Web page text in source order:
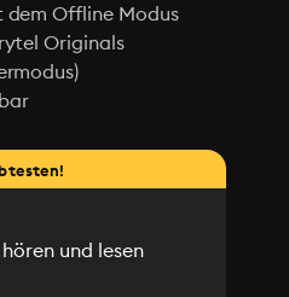
Offline Modus
Originals
und lesen